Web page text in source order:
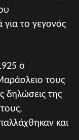
για το γεγονός
ο
τους
δηλώσεις της
και